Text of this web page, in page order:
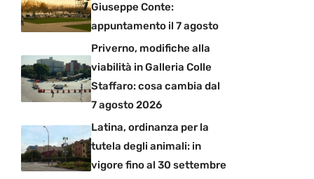
Giuseppe Conte:
appuntamento il 7 agosto
Priverno, modifiche alla
viabilità in Galleria Colle
Staffaro: cosa cambia dal
7 agosto 2026
Latina, ordinanza per la
tutela degli animali: in
vigore fino al 30 settembre